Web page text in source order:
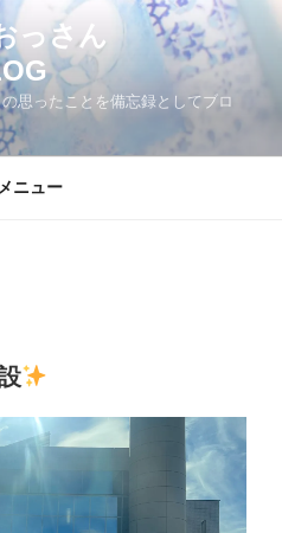
のおっさん
思ったことを備忘録としてブロ
メニュー